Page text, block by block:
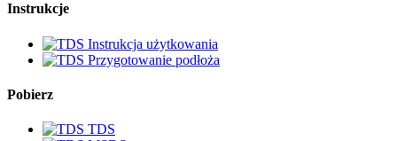
Instrukcje
Instrukcja użytkowania
Przygotowanie podłoża
Pobierz
TDS